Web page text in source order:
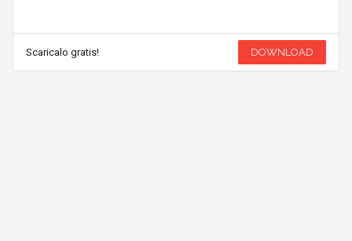
Scaricalo gratis! DOWNLOAD